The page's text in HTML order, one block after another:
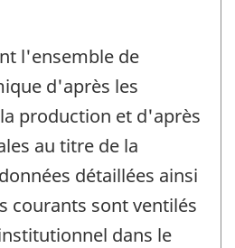
l'ensemble de
d'après les
production et d'après
au titre de la
détaillées ainsi
courants sont ventilés
dans le